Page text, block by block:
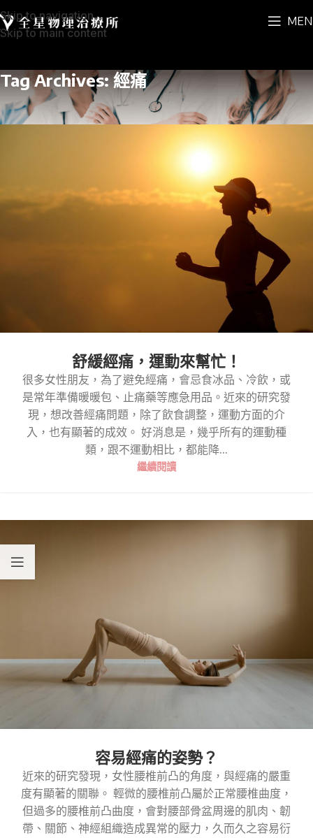
Skip to navigation
Skip to main content
Tag Archives: 經痛
舒緩經痛，運動來幫忙！
很多女性朋友，為了避免經痛，會忌食冰品、冷飲，或
是常年準備暖暖包、止痛藥等應急用品。近來的研究發
現，想改善經痛問題，除了飲食調整，運動方面的介
入，也有顯著的成效。 好消息是，幾乎所有的運動種
類，跟不運動相比，都能降...
繼續閱讀
容易經痛的姿勢？
近來的研究發現，女性腰椎前凸的角度，與經痛的嚴重
度有顯著的關聯。 輕微的腰椎前凸屬於正常腰椎曲度，
但過多的腰椎前凸曲度，會對腰部骨盆周邊的肌肉、韌
帶、關節、神經組織造成異常的壓力，久而久之容易衍